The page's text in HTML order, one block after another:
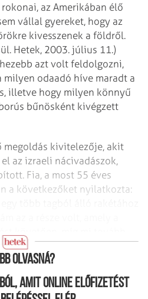
az Amerikában élő
vállal gyereket, hogy az
kivesszenek a földről.
Hetek, 2003. július 11.)
azt volt feldolgozni,
odaadó híve maradt a
illetve hogy milyen könnyű
bűnösként kivégzett
megoldás kivitelezője, akit
az izraeli nácivadászok,
Fia, a most 55 éves
a következőket nyilatkozta:
hogy nem kell vele élnem."
olvasná?
amit online előfizetést